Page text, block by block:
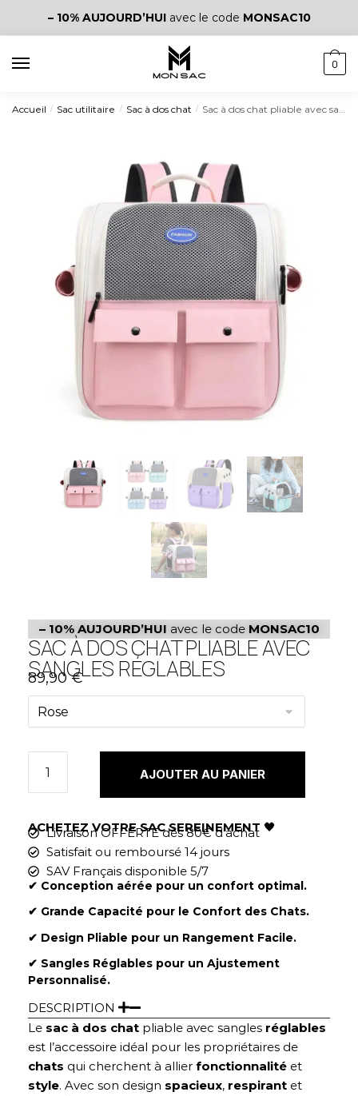
– 10% AUJOURD’HUIavec le code MONSAC10
0
Accueil / Sac utilitaire / Sac à dos chat / Sac à dos chat pliable avec sangles réglables
– 10% AUJOURD’HUI avec le code MONSAC10
SAC À DOS CHAT PLIABLE AVEC
SANGLES RÉGLABLES
89,90€
AJOUTER AU PANIER
ACHETEZ VOTRE SAC SEREINEMENT 🖤
Livraison OFFERTE dès 80€ d'achat
Satisfait ou remboursé 14 jours
SAV Français disponible 5/7
✔︎ Conception aérée pour un confort optimal.
✔︎ Grande Capacité pour le Confort des Chats.
✔︎ Design Pliable pour un Rangement Facile.
✔︎ Sangles Réglables pour un Ajustement
Personnalisé.
DESCRIPTION
Le sac à dos chat pliable avec sangles réglables
est l’accessoire idéal pour les propriétaires de
chats qui cherchent à allier fonctionnalité et
style. Avec son design spacieux, respirant et